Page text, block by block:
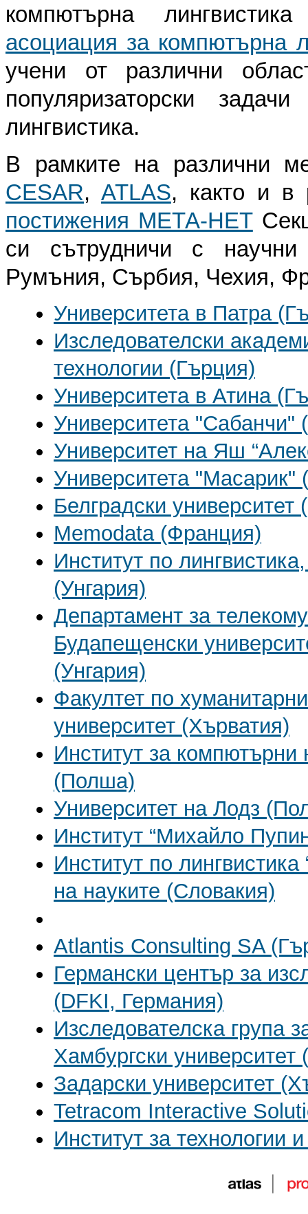
компютърна
асоциация за компютърна
учени от различни
популяризаторски
лингвистика.
В рамките на различни
CESAR, ATLAS, както и в
постижения МЕТА-НЕТ
си сътрудничи с
Румъния, Сърбия, Чехия,
Университета в Патра
Изследователски
технологии (Гърция)
Университета в Атина
Университета "Сабанчи"
Университет на Яш
Университета "Масарик"
Белградски университет
Memodata (Франция)
Институт по
(Унгария)
Департамент за
Будапещенски
(Унгария)
Факултет по
университет (Хърватия)
Институт за
(Полша)
Университет на Лодз
Институт “Михайло
Институт по
на науките (Словакия)
Atlantis Consulting SA
Германски център за
(DFKI, Германия)
Изследователска група
Хамбургски университет
Задарски университет
Tetracom Interactive
Институт за технологии